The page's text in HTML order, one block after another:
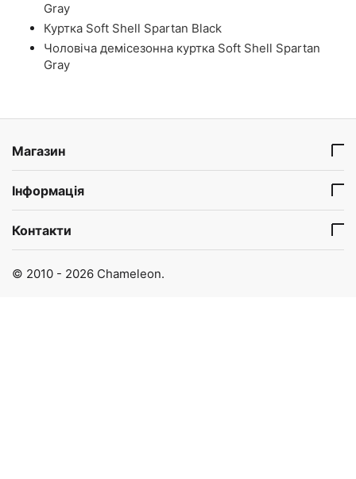
Gray
Куртка Soft Shell Spartan Black
Чоловіча демісезонна куртка Soft Shell Spartan
Gray
Магазин
Інформація
Контакти
© 2010 - 2026 Chameleon.